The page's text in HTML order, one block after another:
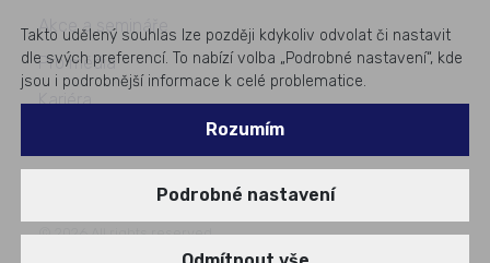
Takto udělený souhlas lze později kdykoliv odvolat či nastavit
dle svých preferencí. To nabízí volba „Podrobné nastavení“, kde
jsou i podrobnější informace k celé problematice.
Rozumím
Podrobné nastavení
Akce a semináře
Pro média
Kariéra
©2026All rights reserved